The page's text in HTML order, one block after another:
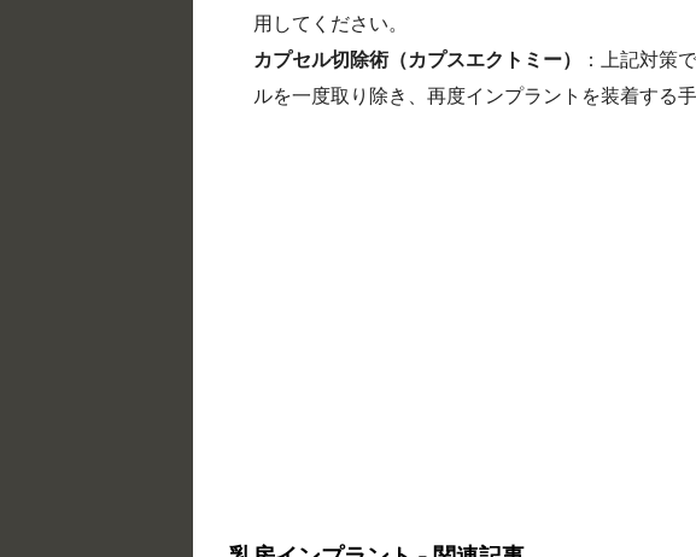
用してください。
カプセル切除術（カプスエクトミー）
：上記対策
ルを一度取り除き、再度インプラントを装着する